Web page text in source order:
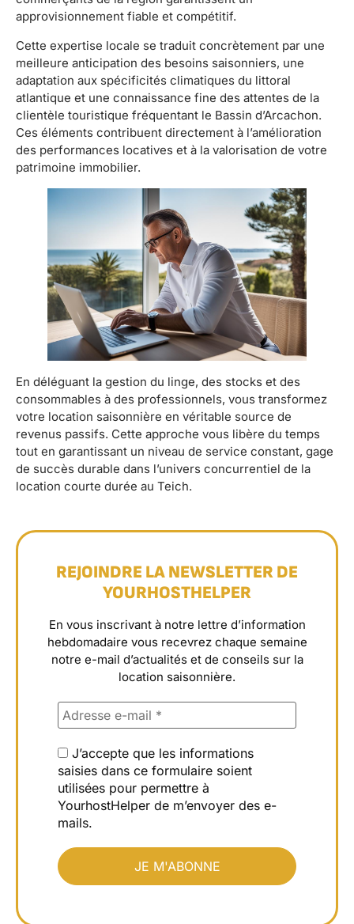
approvisionnement fiable et compétitif.
Cette expertise locale se traduit concrètement par une
meilleure anticipation des besoins saisonniers, une
adaptation aux spécificités climatiques du littoral
atlantique et une connaissance fine des attentes de la
clientèle touristique fréquentant le Bassin d’Arcachon.
Ces éléments contribuent directement à l’amélioration
des performances locatives et à la valorisation de votre
patrimoine immobilier.
En déléguant la gestion du linge, des stocks et des
consommables à des professionnels, vous transformez
votre location saisonnière en véritable source de
revenus passifs. Cette approche vous libère du temps
tout en garantissant un niveau de service constant, gage
de succès durable dans l’univers concurrentiel de la
location courte durée au Teich.
REJOINDRE LA NEWSLETTER DE
YOURHOSTHELPER
En vous inscrivant à notre lettre d’information
hebdomadaire vous recevrez chaque semaine
notre e-mail d’actualités et de conseils sur la
location saisonnière.
J’accepte que les informations
saisies dans ce formulaire soient
utilisées pour permettre à
YourhostHelper de m’envoyer des e-
mails.